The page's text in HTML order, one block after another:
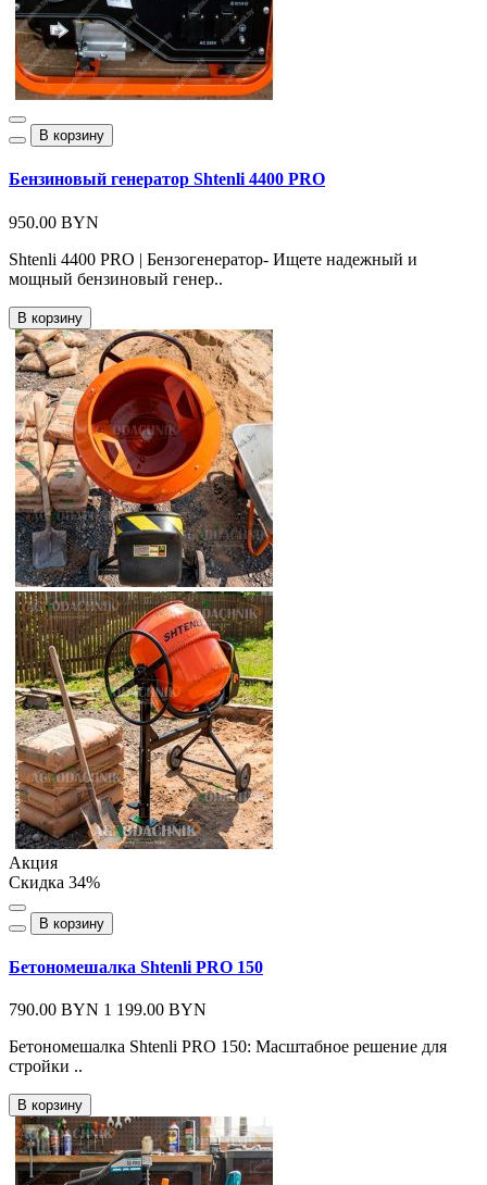
В корзину
Бензиновый генератор Shtenli 4400 PRO
950.00 BYN
Shtenli 4400 PRO | Бензогенератор- Ищете надежный и
мощный бензиновый генер..
В корзину
Акция
Скидка 34%
В корзину
Бетономешалка Shtenli PRO 150
790.00 BYN 1 199.00 BYN
Бетономешалка Shtenli PRO 150: Масштабное решение для
стройки ..
В корзину